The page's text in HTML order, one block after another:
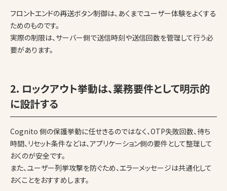
フロントエンドの再送ボタン制御は、あくまでユーザー体験をよくする
ためのものです。
実際の制限は、サーバー側で送信時刻や送信回数を管理して行う必
要があります。
2. ロックアウト挙動は、業務要件として明示的
に設計する
Cognito 側の保護挙動に任せきるのではなく、OTP失敗回数、待ち
時間、リセット条件などは、アプリケーション側の要件として整理して
おくのが安全です。
また、ユーザー列挙攻撃を防ぐため、エラーメッセージは共通化して
おくことをおすすめします。